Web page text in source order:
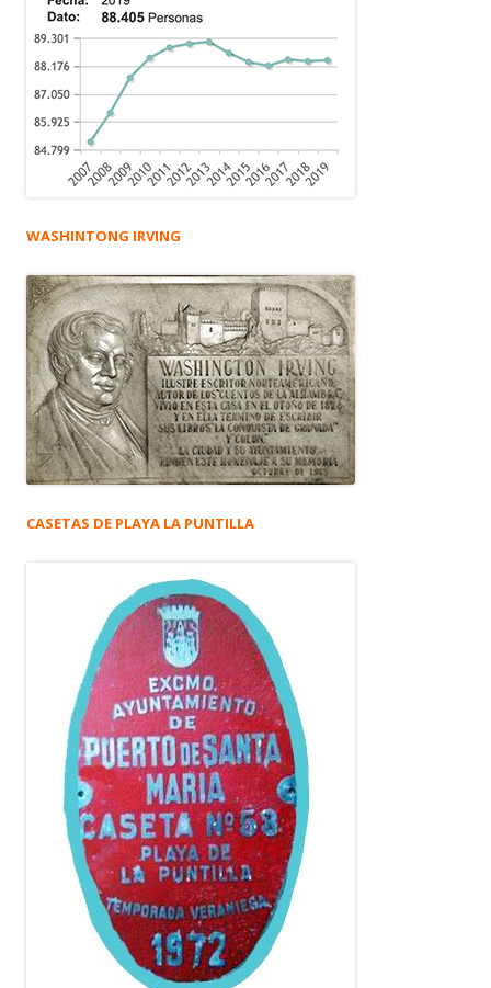
WASHINTONG IRVING
CASETAS DE PLAYA LA PUNTILLA